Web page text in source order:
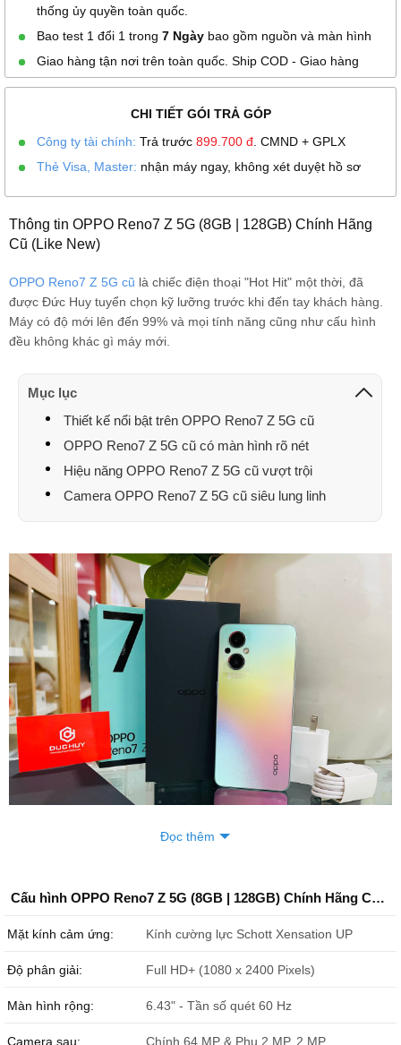
thống ủy quyền toàn quốc.
Bao test 1 đổi 1 trong 7 Ngày bao gồm nguồn và màn hình
Giao hàng tận nơi trên toàn quốc. Ship COD - Giao hàng
CHI TIẾT GÓI TRẢ GÓP
Công ty tài chính: Trả trước 899.700 đ . CMND + GPLX
Thẻ Visa, Master: nhận máy ngay, không xét duyệt hồ sơ
Thông tin OPPO Reno7 Z 5G (8GB | 128GB) Chính Hãng
Cũ (Like New)
OPPO Reno7 Z 5G cũ là chiếc điện thoại "Hot Hit" một thời, đã
được Đức Huy tuyển chọn kỹ lưỡng trước khi đến tay khách hàng.
Máy có độ mới lên đến 99% và mọi tính năng cũng như cấu hình
đều không khác gì máy mới.
Mục lục
Thiết kế nổi bật trên OPPO Reno7 Z 5G cũ
OPPO Reno7 Z 5G cũ có màn hình rõ nét
Hiệu năng OPPO Reno7 Z 5G cũ vượt trội
Camera OPPO Reno7 Z 5G cũ siêu lung linh
quốc và còn được bảo hành chính hãng OPPO dài hạn.
Đọc thêm
Cấu hình OPPO Reno7 Z 5G (8GB | 128GB) Chính Hãng Cũ (Like New)
Mặt kính cảm ứng: Kính cường lực Schott Xensation UP
Độ phân giải: Full HD+ (1080 x 2400 Pixels)
Màn hình rộng: 6.43" - Tần số quét 60 Hz
Camera sau: Chính 64 MP & Phụ 2 MP, 2 MP